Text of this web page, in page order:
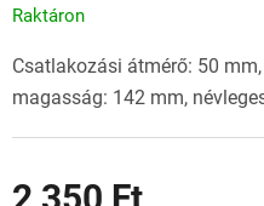
Raktáron
Csatlakozási átmérő: 50
magasság: 142 mm,